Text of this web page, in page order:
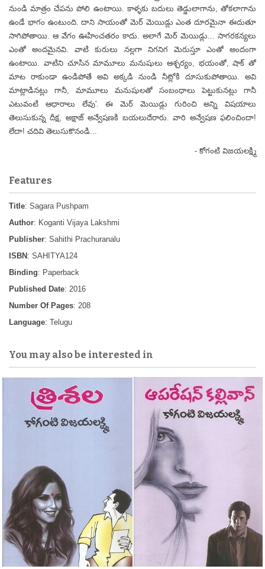
నుండి మాత్రం చేపను పోలి ఉంటాయి. కాళ్ళకు బదులు తెడ్డులాగాను, తోకలాగాను
ఉండే భాగం ఉంటుంది. దాని సాయంతో మెర్ మెయిడ్లు ఎంత దూరమైనా ఈదుతూ
సాగిపోతాయి. ఆ వేగం ఊహించతరం కాదు. అలాగే మెర్ మెయిడ్లు... సాగరకన్యలు
ఎంతో అందమైనవి. వాటి కురులు నల్లగా నిగనిగ మెరుస్తూ ఎంతో అందంగా
ఉంటాయి. వాటిని చూసిన మామూలు మనుషులు ఆశ్చర్యం, భయంతో, షాక్ తో
మాట రాకుండా ఉండిపోతే అవి అక్కడి నుండి నీట్లోకి దూసుకుపోతాయి. అవి
మాట్లాడినట్లు గానీ, మామూలు మనుషులతో సంబంధాలు పెట్టుకునట్లు గానీ
ఎటువంటి ఆధారాలు లేవు'. ఈ మెర్ మెయిడ్లు గురించి అన్ని విషయాలు
తెలుసుకున్న దీక్ష, అక్షాజ్ అన్వేషణకి బయలుదేరారు. వారి అన్వేషణ ఫలించిందా!
లేదా! చదివి తెలుసుకొనండి...
- కోగంటి విజయలక్ష్మి
Features
Title: Sagara Pushpam
Author: Koganti Vijaya Lakshmi
Publisher: Sahithi Prachuranalu
ISBN : SAHITYA124
Binding: Paperback
Published Date: 2016
Number Of Pages: 208
Language: Telugu
You may also be interested in